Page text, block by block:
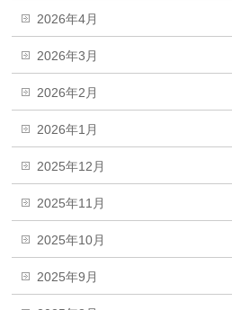
2026年4月
2026年3月
2026年2月
2026年1月
2025年12月
2025年11月
2025年10月
2025年9月